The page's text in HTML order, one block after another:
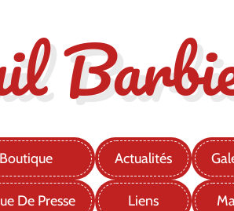
Boutique
De Presse
Actualités
Liens